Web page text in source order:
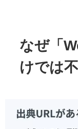
なぜ「
けでは